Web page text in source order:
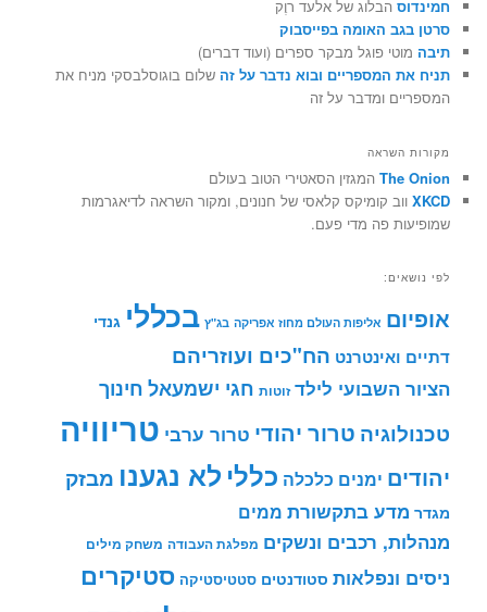
חמינדוס הבלוג של אלעד רוֶק
סרטן בגב האומה בפייסבוק
תיבה מוטי פוגל מבקר ספרים (ועוד דברים)
תניח את המספריים ובוא נדבר על זה שלום בוגוסלבסקי מניח את
המספריים ומדבר על זה
מקורות השראה
The Onion המגזין הסאטירי הטוב בעולם
XKCD ווב קומיקס קלאסי של חנונים, ומקור השראה לדיאגרמות
שמופיעות פה מדי פעם.
לפי נושאים:
אופיום אליפות העולם מחוז אפריקה בג"ץ בכללי גנדי
דתיים ואינטרנט הח"כים ועוזריהם
הציור השבועי לילד זוטות חגי ישמעאל חינוך
טכנולוגיה טרור יהודי טרור ערבי טריוויה
יהודים ימנים כלכלה כללי לא נגענו מבזק
מגדר מדע בתקשורת ממים
מנהלות, רכבים ונשקים מפלגת העבודה משחק מילים
ניסים ונפלאות סטודנטים סטטיסטיקה סטיקרים